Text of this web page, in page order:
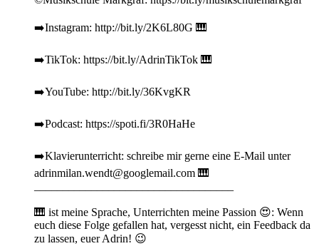
➡️Instagram: http://bit.ly/2K6L80G 🎹
➡️TikTok: https://bit.ly/AdrinTikTok 🎹
➡️YouTube: http://bit.ly/36KvgKR
➡️Podcast: https://spoti.fi/3R0HaHe
➡️Klavierunterricht: schreibe mir gerne eine E-Mail unter
adrinmilan.wendt@googlemail.com 🎹
🎹 ist meine Sprache, Unterrichten meine Passion 😍: Wenn
euch diese Folge gefallen hat, vergesst nicht, ein Feedback da
zu lassen, euer Adrin! 😉